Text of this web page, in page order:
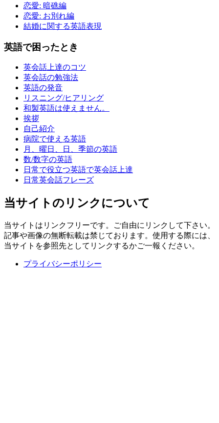
恋愛: 暗礁編
恋愛: お別れ編
結婚に関する英語表現
英語で困ったとき
英会話上達のコツ
英会話の勉強法
英語の発音
リスニング/ヒアリング
和製英語は使えません。
挨拶
自己紹介
病院で使える英語
月、曜日、日、季節の英語
数/数字の英語
日常で役立つ英語で英会話上達
日常英会話フレーズ
当サイトのリンクについて
当サイトはリンクフリーです。ご自由にリンクして下さい。
記事や画像の無断転載は禁じております。使用する際には、
当サイトを参照先としてリンクするかご一報ください。
プライバシーポリシー